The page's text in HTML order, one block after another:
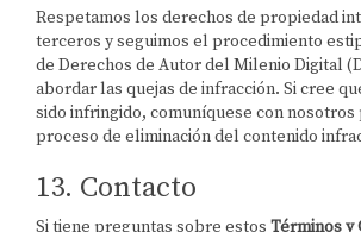
Respetamos los derechos de propiedad
terceros y seguimos el procedimiento
de Derechos de Autor del Milenio Digital
abordar las quejas de infracción. Si cree
sido infringido, comuníquese con nosotros
proceso de eliminación del contenido
13. Contacto
Si tiene preguntas sobre estos Términos y